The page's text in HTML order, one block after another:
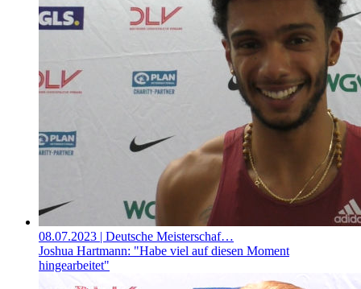
08.07.2023 | Deutsche Meisterschaf…
Joshua Hartmann: "Habe viel auf diesen Moment
hingearbeitet"